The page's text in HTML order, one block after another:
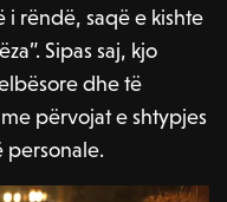
i rëndë, saqë e kishte
Sipas saj, kjo
dhe të
përvojat e shtypjes